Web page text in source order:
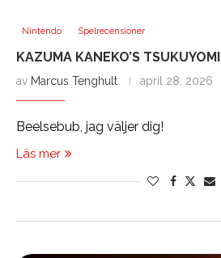
Nintendo Spelrecensioner
KAZUMA KANEKO’S TSUKUYOMI
av Marcus Tenghult april 28, 2026
Beelsebub, jag väljer dig!
Läs mer